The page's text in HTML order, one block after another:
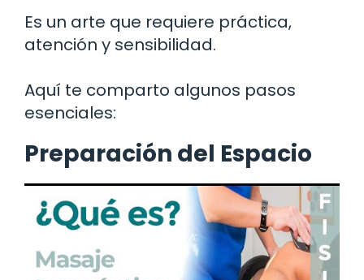
Es un arte que requiere práctica,
atención y sensibilidad.
Aquí te comparto algunos pasos
esenciales:
Preparación del Espacio